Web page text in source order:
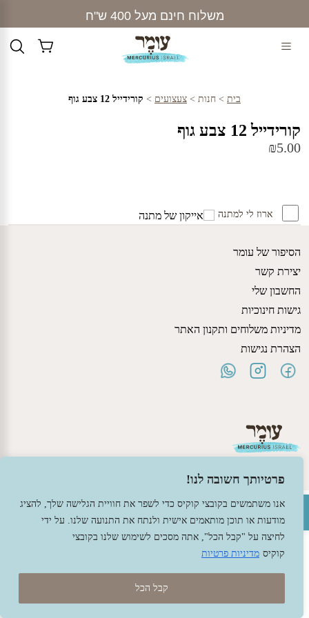
פתח סרגל נגישות
פרטיותך חשובה לנו!
אנו משתמשים בקובצי קוקיס כדי לשפר את חוויית הגלישה שלך, להציג
מודעות או תוכן מותאמים אישית ולנתח את התנועה שלנו. על ידי
לחיצה על "קבל הכל", אתה מסכים לשימוש שלנו בקובצי
קוקיס מדיניות פרטיות
קבל הכל
content
משלוח חינם מעל 400 ש"ח
בית > חנות > צעצועים > קורידייל 12 צבע גוף
קורידייל 12 צבע גוף
₪5.00
ארוז לי למתנה
הסיפור של עומר
יצירת קשר
החשבון שלי
גישות חינוכיות
מדיניות משלוחים ותקנון האתר
הצהרת נגישות
עיצוב -גל פלג , בניה -שמרת דיגיטל - מומחה מחשוב ואינטרנט